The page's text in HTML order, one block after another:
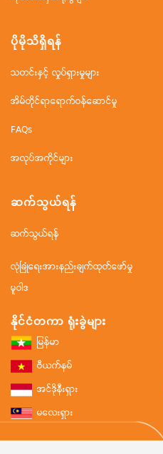
ပိုမိုသိရှိရန်
သတင်းနှင့် လှုပ်ရှားမှုများ
အိမ်တိုင်ရာရောက်ဝန်ဆောင်မှု
FAQs
အလုပ်အကိုင်များ
ဆက်သွယ်ရန်
ဆက်သွယ်ရန်
လုံခြုံရေးအားနည်းချက်ထုတ်ဖော်မှု
မူဝါဒ
နိုင်ငံတကာ ရုံးခွဲများ
မြန်မာ
ဗီယက်နမ်
အင်ဒိုနီးရှား
မလေးရှား